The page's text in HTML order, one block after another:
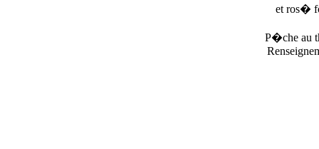
et ros�
P�che au